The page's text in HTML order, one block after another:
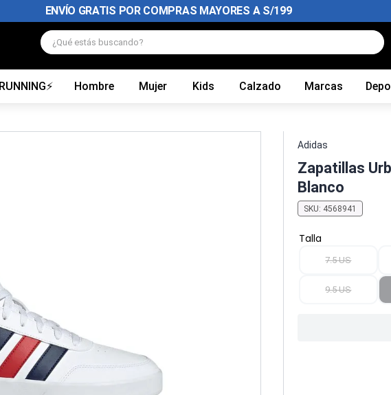
ENVÍO GRATIS POR COMPRAS MAYORES A S/199
¿Qué estás buscando?
Hombre Mujer Kids Calzado Marcas
Adidas
Zapatillas
Blanco
SKU: 4568941
Talla
7.5 US
9.5 US